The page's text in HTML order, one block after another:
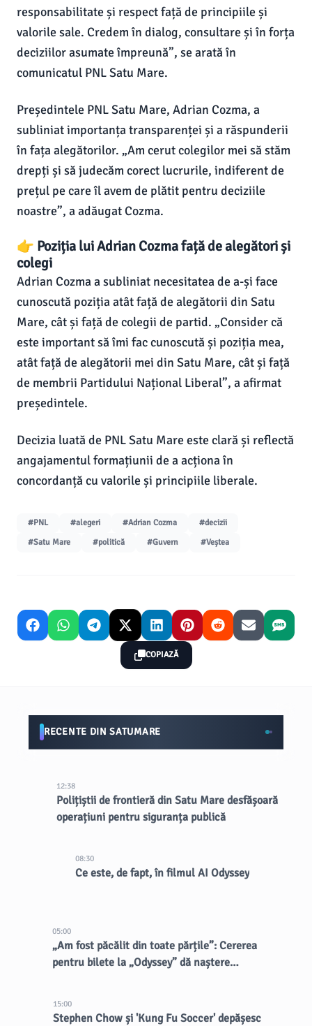
responsabilitate și respect față de principiile și
valorile sale. Credem în dialog, consultare și în forța
deciziilor asumate împreună”, se arată în
comunicatul PNL Satu Mare.
Președintele PNL Satu Mare, Adrian Cozma, a
subliniat importanța transparenței și a răspunderii
în fața alegătorilor. „Am cerut colegilor mei să stăm
drepți și să judecăm corect lucrurile, indiferent de
prețul pe care îl avem de plătit pentru deciziile
noastre”, a adăugat Cozma.
👉 Poziția lui Adrian Cozma față de alegători și
colegi
Adrian Cozma a subliniat necesitatea de a-și face
cunoscută poziția atât față de alegătorii din Satu
Mare, cât și față de colegii de partid. „Consider că
este important să îmi fac cunoscută și poziția mea,
atât față de alegătorii mei din Satu Mare, cât și față
de membrii Partidului Național Liberal”, a afirmat
președintele.
Decizia luată de PNL Satu Mare este clară și reflectă
angajamentul formațiunii de a acționa în
concordanță cu valorile și principiile liberale.
#PNL #alegeri #Adrian Cozma
#decizii
#Satu Mare
#politică #Guvern #Veștea
COPIAZĂ
RECENTE DIN SATUMARE
12:38
Polițiștii de frontieră din Satu Mare desfășoară
operațiuni pentru siguranța publică
08:30
Ce este, de fapt, în filmul AI Odyssey
05:00
„Am fost păcălit din toate părțile”: Cererea
pentru bilete la „Odyssey” dă naștere
15:00
Stephen Chow și 'Kung Fu Soccer' depășesc